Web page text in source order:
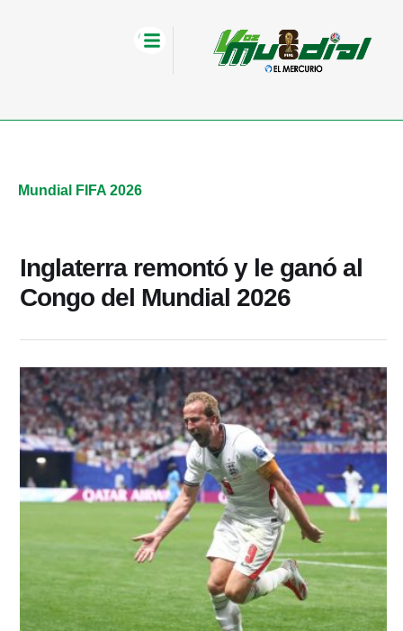
Mundial FIFA 2026
Inglaterra remontó y le ganó al
Congo del Mundial 2026